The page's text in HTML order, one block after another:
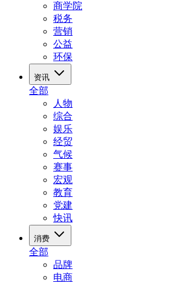
商学院
税务
营销
公益
环保
资讯
全部
人物
综合
娱乐
经贸
气候
赛事
宏观
教育
党建
快讯
消费
全部
品牌
电商